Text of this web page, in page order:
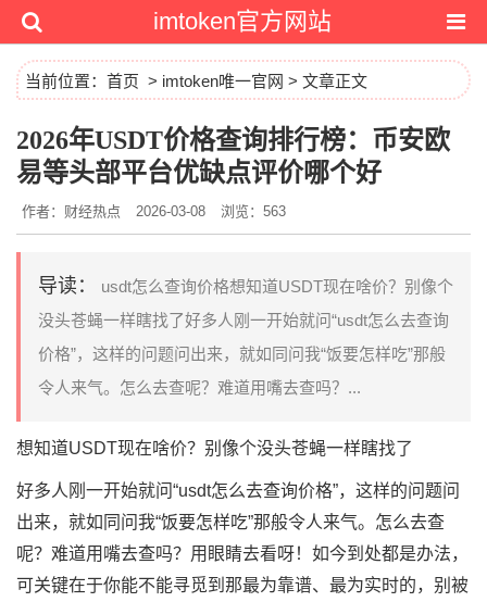
imtoken官方网站
当前位置： 首页 > imtoken唯一官网 > 文章正文
2026年USDT价格查询排行榜：币安欧
易等头部平台优缺点评价哪个好
作者：财经热点 2026-03-08 浏览：563
导读：
usdt怎么查询价格想知道USDT现在啥价？别像个
没头苍蝇一样瞎找了好多人刚一开始就问“usdt怎么去查询
价格”，这样的问题问出来，就如同问我“饭要怎样吃”那般
令人来气。怎么去查呢？难道用嘴去查吗？...
想知道USDT现在啥价？别像个没头苍蝇一样瞎找了
好多人刚一开始就问“usdt怎么去查询价格”，这样的问题问
出来，就如同问我“饭要怎样吃”那般令人来气。怎么去查
呢？难道用嘴去查吗？用眼睛去看呀！如今到处都是办法，
可关键在于你能不能寻觅到那最为靠谱、最为实时的，别被